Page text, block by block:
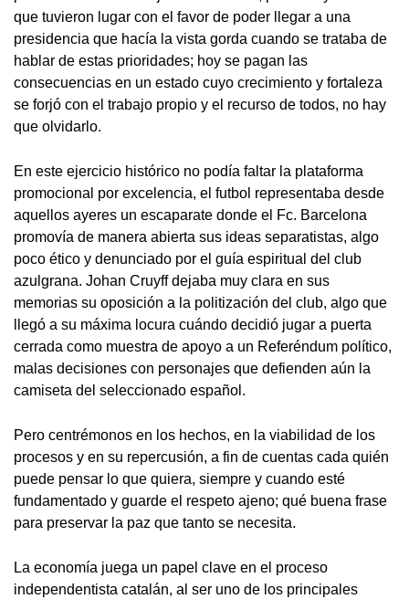
que tuvieron lugar con el favor de poder llegar a una
presidencia que hacía la vista gorda cuando se trataba de
hablar de estas prioridades; hoy se pagan las
consecuencias en un estado cuyo crecimiento y fortaleza
se forjó con el trabajo propio y el recurso de todos, no hay
que olvidarlo.
En este ejercicio histórico no podía faltar la plataforma
promocional por excelencia, el futbol representaba desde
aquellos ayeres un escaparate donde el Fc. Barcelona
promovía de manera abierta sus ideas separatistas, algo
poco ético y denunciado por el guía espiritual del club
azulgrana. Johan Cruyff dejaba muy clara en sus
memorias su oposición a la politización del club, algo que
llegó a su máxima locura cuándo decidió jugar a puerta
cerrada como muestra de apoyo a un Referéndum político,
malas decisiones con personajes que defienden aún la
camiseta del seleccionado español.
Pero centrémonos en los hechos, en la viabilidad de los
procesos y en su repercusión, a fin de cuentas cada quién
puede pensar lo que quiera, siempre y cuando esté
fundamentado y guarde el respeto ajeno; qué buena frase
para preservar la paz que tanto se necesita.
La economía juega un papel clave en el proceso
independentista catalán, al ser uno de los principales